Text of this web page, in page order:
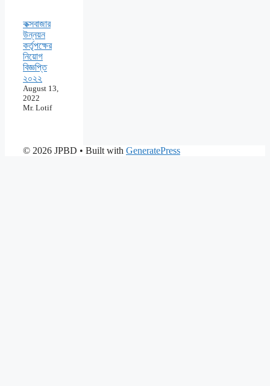
কক্সবাজার
উন্নয়ন
কর্তৃপক্ষের
নিয়োগ
বিজ্ঞপ্তি
২০২২
August 13,
2022
Mr. Lotif
© 2026 JPBD • Built with GeneratePress